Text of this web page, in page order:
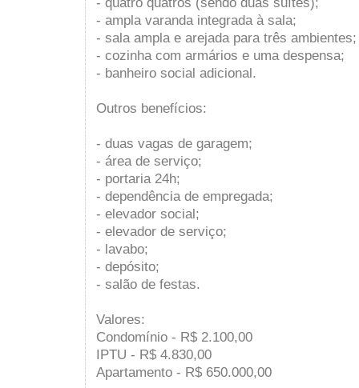
- ampla varanda integrada à sala;
- sala ampla e arejada para três ambientes;
- cozinha com armários e uma despensa;
- banheiro social adicional.
Outros benefícios:
- duas vagas de garagem;
- área de serviço;
- portaria 24h;
- dependência de empregada;
- elevador social;
- elevador de serviço;
- lavabo;
- depósito;
- salão de festas.
Valores:
Condomínio - R$ 2.100,00
IPTU - R$ 4.830,00
Apartamento - R$ 650.000,00